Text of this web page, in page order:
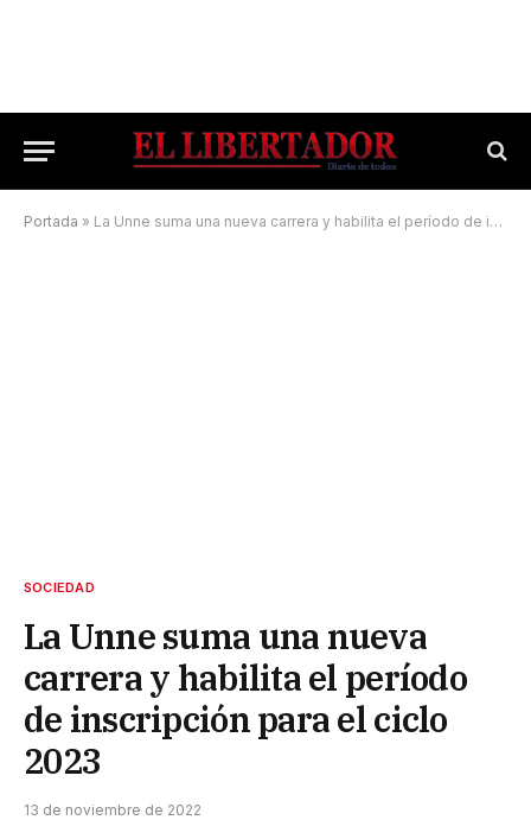
Portada » La Unne suma una nueva carrera y habilita el período de inscripción para el ciclo 2023
SOCIEDAD
La Unne suma una nueva
carrera y habilita el período
de inscripción para el ciclo
2023
13 de noviembre de 2022